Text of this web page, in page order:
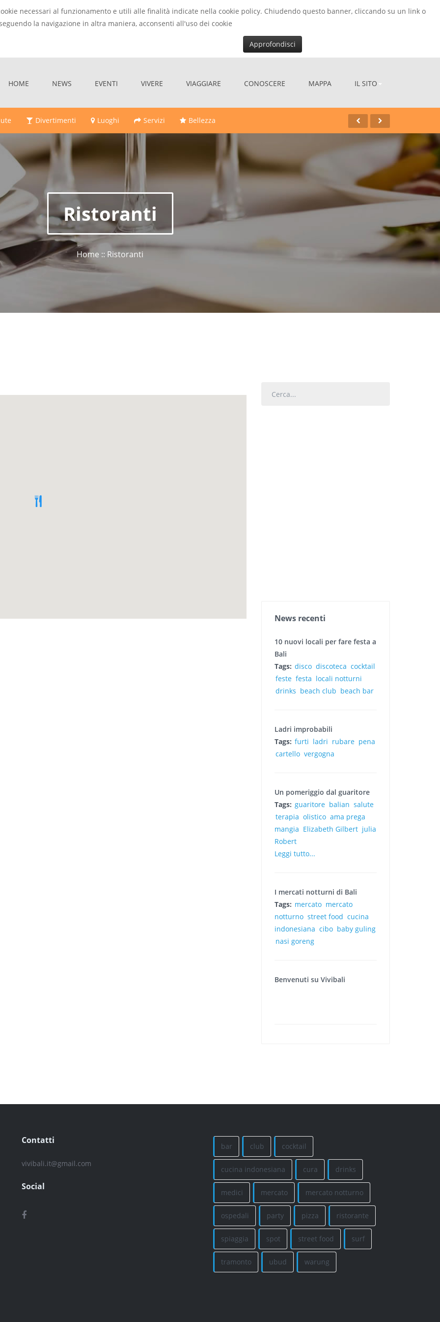
necessari al funzionamento e utili alle finalità indicate nella cookie policy. Chiudendo questo banner, cliccando su un link o
la navigazione in altra maniera, acconsenti all'uso dei cookie
Approfondisci
HOME NEWS EVENTI VIVERE VIAGGIARE CONOSCERE MAPPA IL SITO
Divertimenti Luoghi Servizi Bellezza
Ristoranti
Home :: Ristoranti
News recenti
10 nuovi locali per fare festa a
Bali
Tags: disco discoteca cocktail
feste festa locali notturni
drinks beach club beach bar
Ladri improbabili
Tags: furti ladri rubare pena
cartello vergogna
Un pomeriggio dal guaritore
Tags: guaritore balian salute
terapia olistico ama prega
mangia Elizabeth Gilbert julia
Robert
Leggi tutto...
I mercati notturni di Bali
Tags: mercato mercato
notturno street food cucina
indonesiana cibo baby guling
nasi goreng
Benvenuti su Vivibali
Contatti
vivibali.it@gmail.com
Social
bar club cocktail
cucina indonesiana cura drinks
medici mercato mercato notturno
ospedali party pizza ristorante
spiaggia spot street food surf
tramonto ubud warung